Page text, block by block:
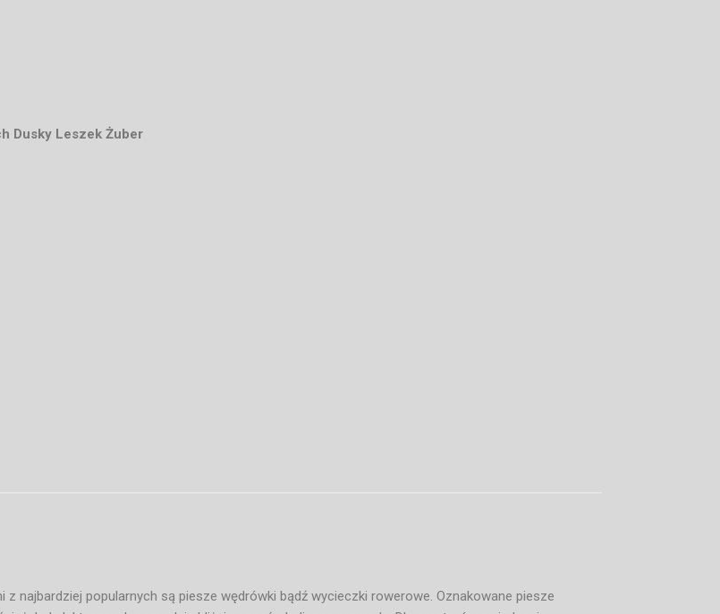
Dusky Leszek Żuber
najbardziej popularnych są piesze wędrówki bądź wycieczki rowerowe. Oznakowane piesze